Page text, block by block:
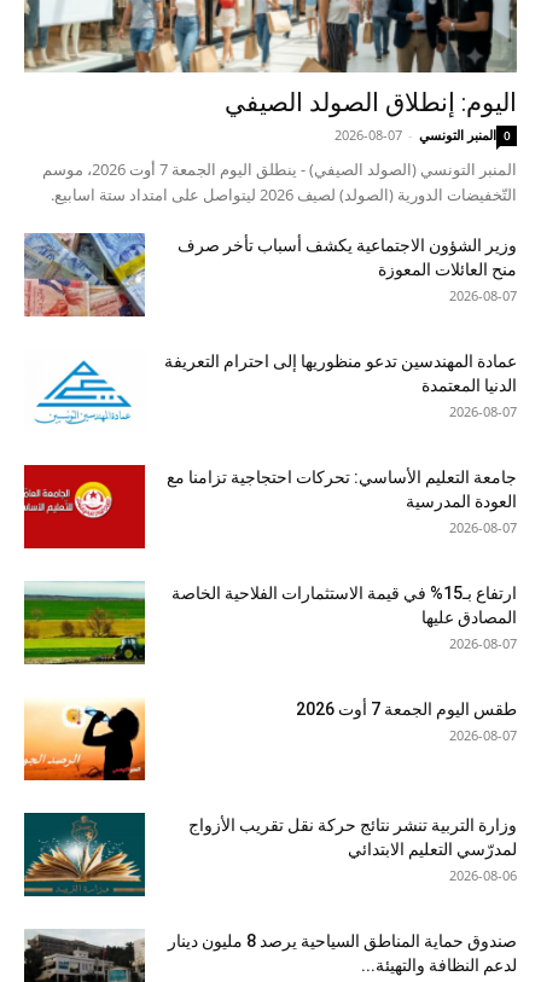
اليوم: إنطلاق الصولد الصيفي
المنبر التونسي -
2026-08-07 0
المنبر التونسي (الصولد الصيفي) - ينطلق اليوم الجمعة 7 أوت 2026، موسم
التّخفيضات الدورية (الصولد) لصيف 2026 ليتواصل على امتداد ستة اسابيع.
وزير الشؤون الاجتماعية يكشف أسباب تأخر صرف
منح العائلات المعوزة
2026-08-07
عمادة المهندسين تدعو منظوريها إلى احترام التعريفة
الدنيا المعتمدة
2026-08-07
جامعة التعليم الأساسي: تحركات احتجاجية تزامنا مع
العودة المدرسية
2026-08-07
ارتفاع بـ15% في قيمة الاستثمارات الفلاحية الخاصة
المصادق عليها
2026-08-07
طقس اليوم الجمعة 7 أوت 2026
2026-08-07
وزارة التربية تنشر نتائج حركة نقل تقريب الأزواج
لمدرّسي التعليم الابتدائي
2026-08-06
صندوق حماية المناطق السياحية يرصد 8 مليون دينار
لدعم النظافة والتهيئة...